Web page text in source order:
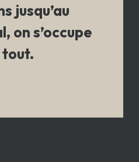
jusqu’au
on s’occupe